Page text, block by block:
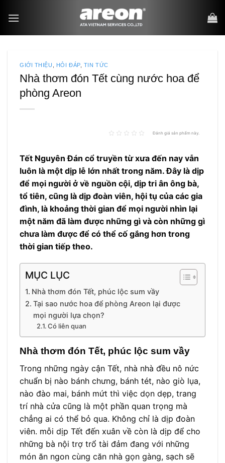
qua
GIỚI THIỆU HỎI ĐÁP, TIN TỨC
Nhà thơm đón Tết cùng nước hoa để
phòng Areon
Đánh giá sản phẩm này.
Tết Nguyên Đán cổ truyền từ xưa đến nay vẫn
luôn là một dịp lễ lớn nhất trong năm. Đây là dịp
để mọi người ở về nguồn cội, dịp tri ân ông bà,
tổ tiên, cũng là dịp đoàn viên, hội tụ của các gia
đình, là khoảng thời gian để mọi người nhìn lại
một năm đã làm được những gì và còn những gì
chưa làm được để có thể cố gắng hơn trong
thời gian tiếp theo.
MỤC LỤC
Nhà thơm đón Tết, phúc lộc sum vầy
Tại sao nước hoa để phòng Areon lại được
mọi người lựa chọn?
Có liên quan
Nhà thơm đón Tết, phúc lộc sum vầy
Trong những ngày cận Tết, nhà nhà đều nô nức
chuẩn bị nào bánh chưng, bánh tét, nào giò lụa,
nào đào mai, bánh mứt thì việc dọn dẹp, trang
trí nhà cửa cũng là một phần quan trọng mà
chẳng ai có thể bỏ qua. Không chỉ là dịp đoàn
viên. mỗi dịp Tết đến xuân về còn là dịp để cho
những bà nội trợ trổ tài đảm đang với những
món ăn ngon cùng căn nhà gọn gàng, sạch sẽ